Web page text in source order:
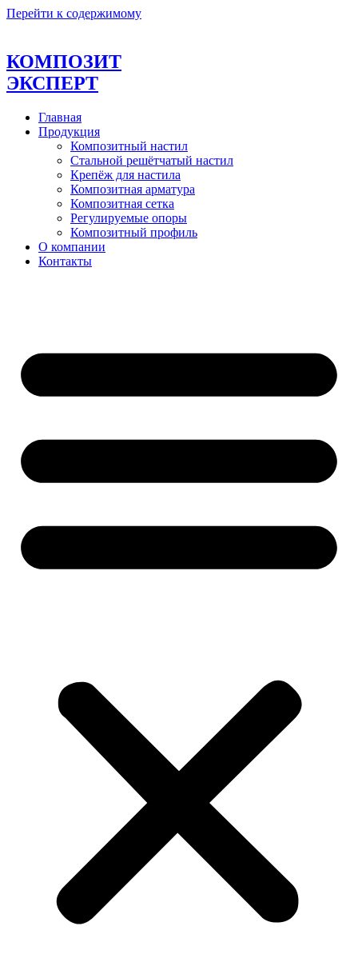
Перейти к содержимому
КОМПОЗИТ
ЭКСПЕРТ
Главная
Продукция
Композитный настил
Стальной решётчатый настил
Крепёж для настила
Композитная арматура
Композитная сетка
Регулируемые опоры
Композитный профиль
О компании
Контакты